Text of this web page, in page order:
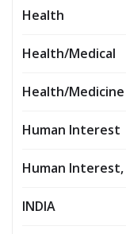
Health
Health/Medical
Health/Medicine
Human Interest
Human
INDIA